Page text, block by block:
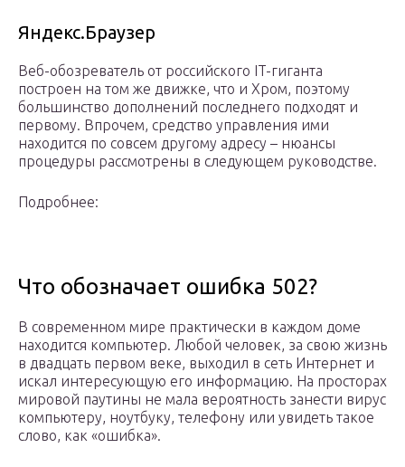
Яндекс.Браузер
Веб-обозреватель от российского IT-гиганта
построен на том же движке, что и Хром, поэтому
большинство дополнений последнего подходят и
первому. Впрочем, средство управления ими
находится по совсем другому адресу – нюансы
процедуры рассмотрены в следующем руководстве.
Подробнее:
Что обозначает ошибка 502?
В современном мире практически в каждом доме
находится компьютер. Любой человек, за свою жизнь
в двадцать первом веке, выходил в сеть Интернет и
искал интересующую его информацию. На просторах
мировой паутины не мала вероятность занести вирус
компьютеру, ноутбуку, телефону или увидеть такое
слово, как «ошибка».